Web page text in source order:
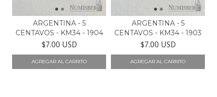
ARGENTINA - 5
CENTAVOS - KM34 - 1904
$7.00 USD
ARGENTINA - 5
CENTAVOS - KM34 - 1903
$7.00 USD